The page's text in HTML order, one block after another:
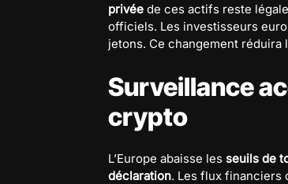
privée de ces actifs reste
officiels. Les investisseurs
jetons. Ce changement
Surveillance
crypto
L’Europe abaisse les seuils de
déclaration. Les flux financiers